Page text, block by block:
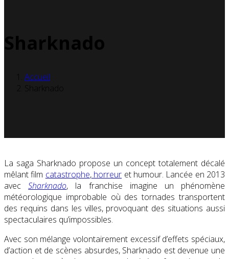
Sharknado
Accueil
La saga Sharknado propose un concept totalement décalé
mêlant film catastrophe,horreur et humour. Lancée en 2013
avecSharknado, la franchise imagine un phénomène
météorologique improbable où des tornades transportent
des requins dans les villes, provoquant des situations aussi
spectaculaires qu’impossibles.
Avec son mélange volontairement excessif d’effets spéciaux,
d’action et de scènes absurdes, Sharknado est devenue une